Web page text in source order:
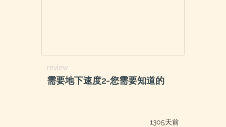
review
需要地下速度2-您需要知道的
1305天前